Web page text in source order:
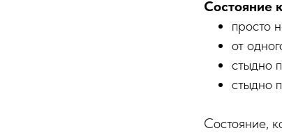
Состояние
просто
от
стыдно
стыдно
Состояние,